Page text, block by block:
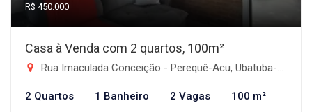
R$ 450.000
Casa à Venda com 2 quartos, 100m²
Rua Imaculada Conceição - Perequê-Acu, Ubatuba-SP
2 Quartos 1 Banheiro 2 Vagas 100 m²